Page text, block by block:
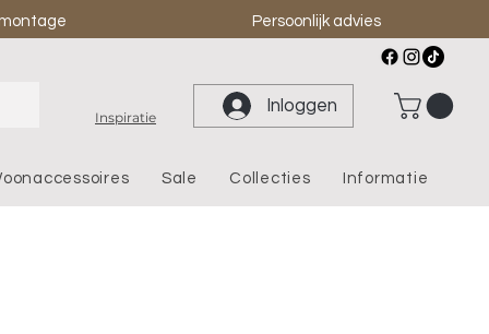
Persoonlijk advies
Inspiratie
Inloggen
Sale Collecties Informatie